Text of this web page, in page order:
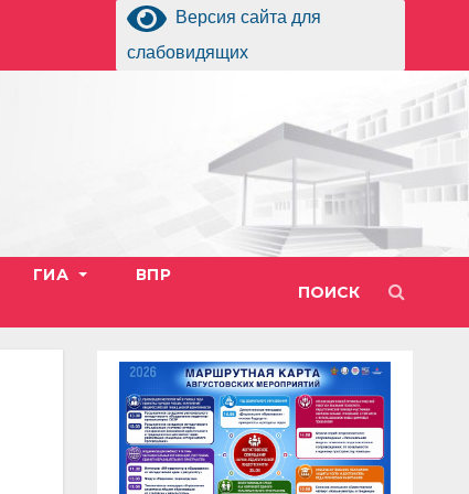
Версия сайта для
слабовидящих
ПОИСК
ГИА
ВПР